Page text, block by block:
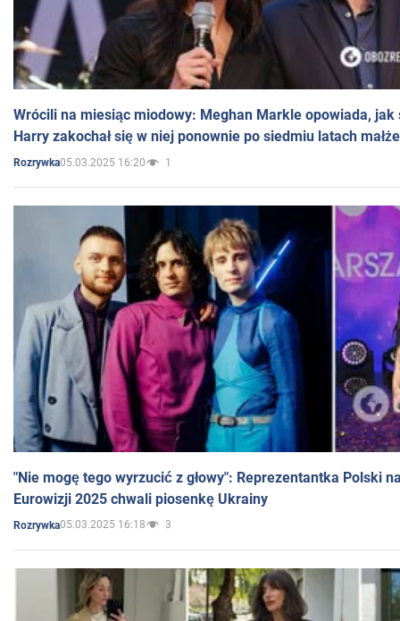
Wrócili na miesiąc miodowy: Meghan Markle opowiada, jak
Harry zakochał się w niej ponownie po siedmiu latach
Rozrywka05.03.2025 16:20 1
"Nie mogę tego wyrzucić z głowy": Reprezentantka Polski
Eurowizji 2025 chwali piosenkę Ukrainy
Rozrywka05.03.2025 16:18 3